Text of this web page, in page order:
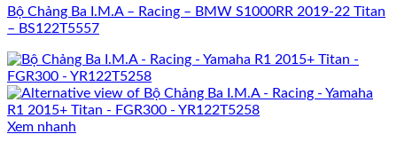
Bộ Chảng Ba I.M.A – Racing – BMW S1000RR 2019-22 Titan
– BS122T5557
Xem nhanh